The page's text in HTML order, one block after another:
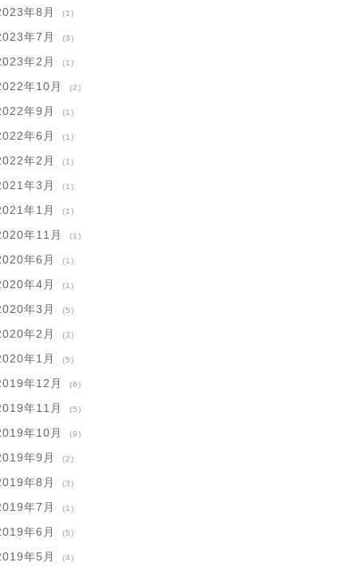
年8月 (1)
年7月 (3)
年2月 (1)
年10月 (2)
年9月 (1)
年6月 (1)
年2月 (1)
年3月 (1)
年1月 (1)
年11月 (1)
年6月 (1)
年4月 (1)
年3月 (5)
年2月 (3)
年1月 (5)
年12月 (6)
年11月 (5)
年10月 (9)
年9月 (2)
年8月 (3)
年7月 (1)
年6月 (5)
年5月 (4)